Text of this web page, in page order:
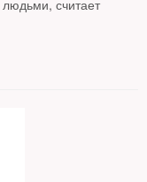
считает